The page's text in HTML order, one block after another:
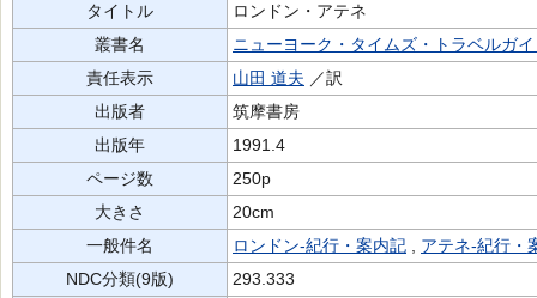
タイトル
ロンドン・アテネ
叢書名
ニューヨーク・タイムズ・トラベルガ
責任表示
山田 道夫 ／訳
出版者
筑摩書房
出版年
1991.4
ページ数
250p
大きさ
20cm
一般件名
ロンドン-紀行・案内記
アテネ-紀行・
NDC分類(9版)
293.333